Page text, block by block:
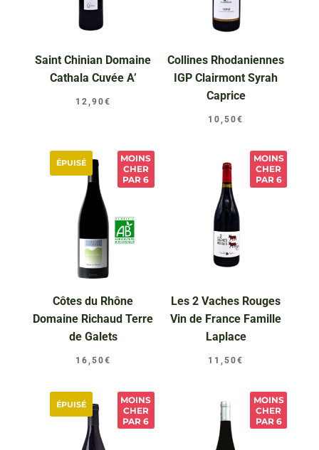
Saint Chinian Domaine
Cathala Cuvée A’
12,90€
Collines Rhodaniennes
IGP Clairmont Syrah
Caprice
10,50€
MOINS
CHER
PAR 6
ÉPUISÉ
Côtes du Rhône
Domaine Richaud Terre
de Galets
16,50€
MOINS
CHER
PAR 6
Les 2 Vaches Rouges
Vin de France Famille
Laplace
11,50€
MOINS
CHER
PAR 6
ÉPUISÉ
MOINS
CHER
PAR 6